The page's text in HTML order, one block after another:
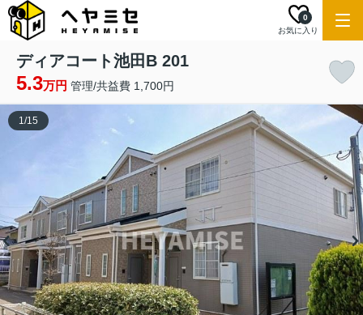
お気に入り
0
ディアコート池田B 201
5.3万円 管理/共益費 1,700円
1/15